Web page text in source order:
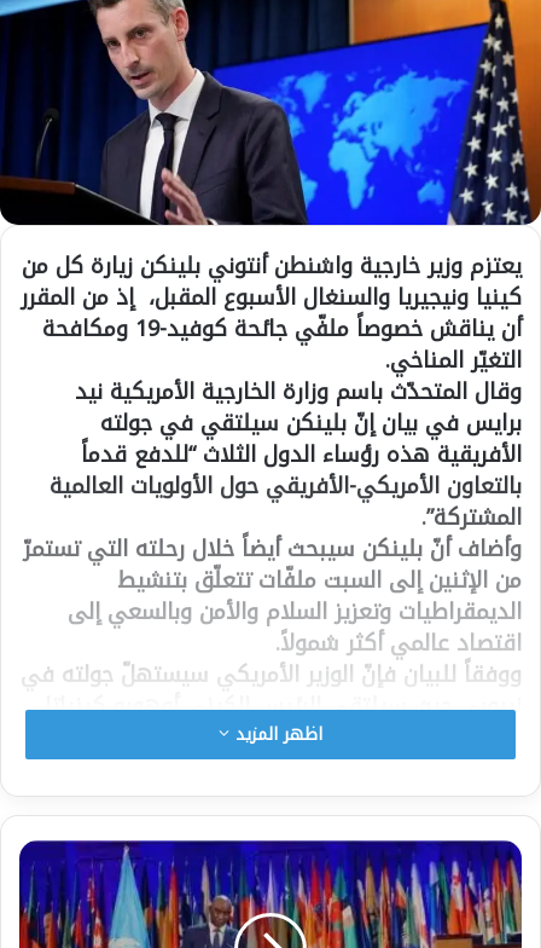
يعتزم وزير خارجية واشنطن أنتوني بلينكن زيارة كل من
كينيا ونيجيريا والسنغال الأسبوع المقبل، إذ من المقرر
أن يناقش خصوصاً ملفّي جائحة كوفيد-19 ومكافحة
التغيّر المناخي.
وقال المتحدّث باسم وزارة الخارجية الأمريكية نيد
برايس في بيان إنّ بلينكن سيلتقي في جولته
الأفريقية هذه رؤساء الدول الثلاث “للدفع قدماً
بالتعاون الأمريكي-الأفريقي حول الأولويات العالمية
المشتركة”.
وأضاف أنّ بلينكن سيبحث أيضاً خلال رحلته التي تستمرّ
من الإثنين إلى السبت ملفّات تتعلّق بتنشيط
الديمقراطيات وتعزيز السلام والأمن وبالسعي إلى
اقتصاد عالمي أكثر شمولاً.
ووفقاً للبيان فإنّ الوزير الأمريكي سيستهلّ جولته في
نيروبي حيث سيلتقي الرئيس الكيني أوهورو كينياتا
ومسؤولين حكوميين آخرين، وسيؤكّد لهم دعم الولايات
المتّحدة لتنظيم انتخابات سلمية في 2022.
ومن نيروبي سيسافر بلينكن إلى أبوجا للقاء الرئيس
النيجيري محمد بخاري وإلقاء خطاب حول السياسة
الأمريكية-الأفريقية.
وينهي الوزير الأمريكي رحلته في داكار حيث سيلتقي
الرئيس السنغالي ماكي سال ومسؤولين آخرين.
اظهر المزيد